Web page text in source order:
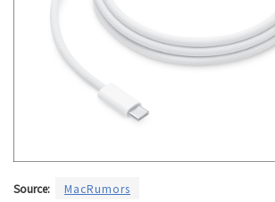
Source:
MacRumors